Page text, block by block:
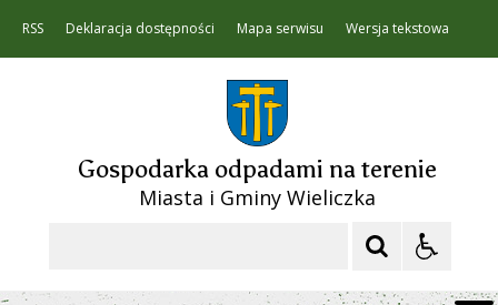
RSS Deklaracja dostępności Mapa serwisu Wersja tekstowa
Gospodarka odpadami na terenie
Miasta i Gminy Wieliczka